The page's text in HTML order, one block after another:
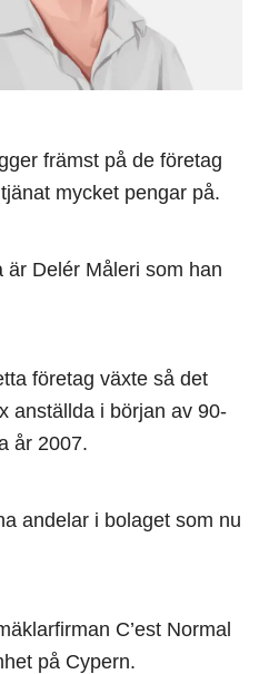
främst på de företag
mycket pengar på.
är Delér Måleri som han
företag växte så det
anställda i början av 90-
år 2007.
andelar i bolaget som nu
C’est Normal
på Cypern.